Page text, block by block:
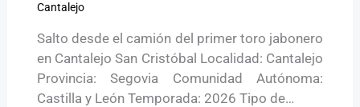
Cantalejo
Salto desde el camión del primer toro jabonero
en Cantalejo San Cristóbal Localidad: Cantalejo
Provincia: Segovia Comunidad Autónoma:
Castilla y León Temporada: 2026 Tipo de…